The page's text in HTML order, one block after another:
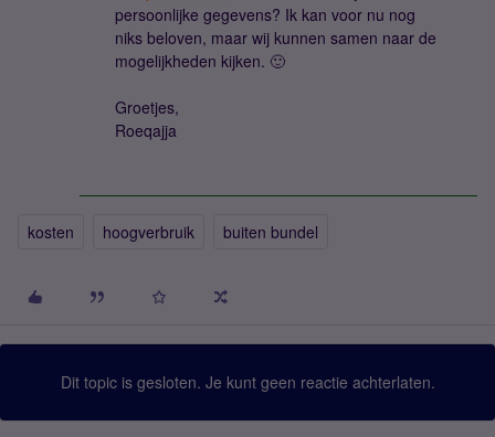
persoonlijke gegevens? Ik kan voor nu nog
niks beloven, maar wij kunnen samen naar de
mogelijkheden kijken. 🙂
Groetjes,
Roeqajja
kosten hoogverbruik buiten bundel
Dit topic is gesloten. Je kunt geen reactie achterlaten.